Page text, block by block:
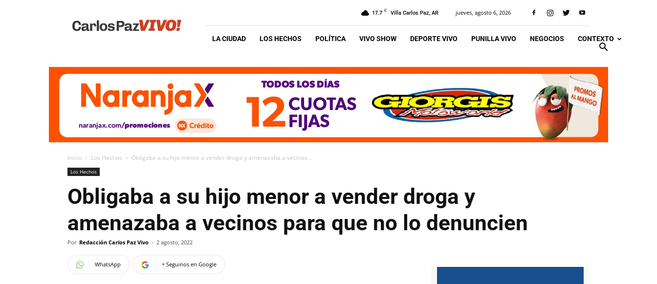
Vivo
17.7 C Villa Carlos Paz, AR jueves, agosto 6, 2026
LA CIUDAD LOS HECHOS POLÍTICA VIVO SHOW DEPORTE VIVO PUNILLA VIVO NEGOCIOS CONTEXTO
Inicio Los Hechos Obligaba a su hijo menor a vender droga y amenazaba a vecinos...
Los Hechos
Obligaba a su hijo menor a vender droga y
amenazaba a vecinos para que no lo denuncien
Por Redacción Carlos Paz Vivo - 2 agosto, 2022
WhatsApp + Seguinos en Google